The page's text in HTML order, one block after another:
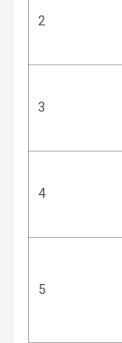
2
3
4
5